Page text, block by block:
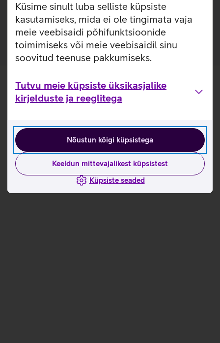
Küsime sinult luba selliste küpsiste
kasutamiseks, mida ei ole tingimata vaja
meie veebisaidi põhifunktsioonide
toimimiseks või meie veebisaidil sinu
soovitud teenuse pakkumiseks.
Tutvu meie küpsiste üksikasjalike
kirjelduste ja reeglitega
Nõustun kõigi küpsistega
Keeldun mittevajalikest küpsistest
Küpsiste seaded
volditud telefoni tagumisele osale ja teine ekraani
ümber.